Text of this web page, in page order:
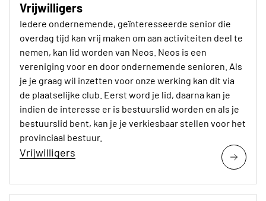
Vrijwilligers
Iedere ondernemende, geïnteresseerde senior die
overdag tijd kan vrij maken om aan activiteiten deel te
nemen, kan lid worden van Neos. Neos is een
vereniging voor en door ondernemende senioren. Als
je je graag wil inzetten voor onze werking kan dit via
de plaatselijke club. Eerst word je lid, daarna kan je
indien de interesse er is bestuurslid worden en als je
bestuurslid bent, kan je je verkiesbaar stellen voor het
provinciaal bestuur.
Vrijwilligers